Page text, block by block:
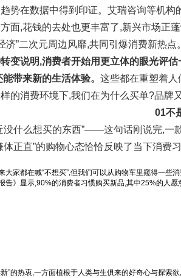
势在数据中得到印证。艾瑞咨询等机构
面,花钱的去处也更丰富了,新兴市场正
济”二次元周边风靡,共同引爆消费新热点。
变说明,消费者开始用更立体的眼光评
带来新的生活体验。 这些都在重塑着人
的消费环境下,我们在为什么买单?品牌
01不
没什么想买的东西”——这句话刚说完,一
体正直”的购物心态恰恰反映了当下消费习
大家都在喊“不想买”,但我们可以从购物车里窥得一些消
告》显示,90%的消费者习惯购买新品,其中25%的人愿
”的热衷,一方面植根于人类与生俱来的好奇心与探索